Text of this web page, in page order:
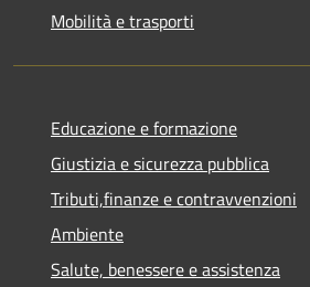
Mobilità e trasporti
Educazione e formazione
Giustizia e sicurezza pubblica
Tributi,finanze e contravvenzioni
Ambiente
Salute, benessere e assistenza